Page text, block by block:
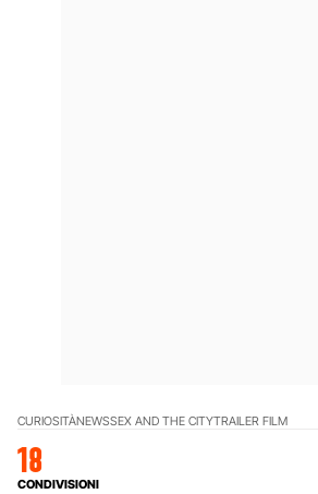
CURIOSITÀNEWSSEX AND THE CITYTRAILER FILM
18
CONDIVISIONI